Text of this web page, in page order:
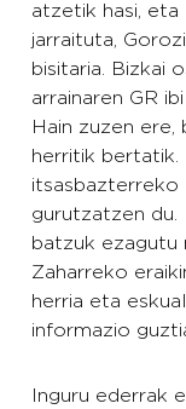
atzetik hasi,
jarraituta,
bisitaria. Bizkai
arrainaren GR
Hain zuzen
herritik bertatik.
itsasbazterreko
gurutzatzen
batzuk ezagutu
Zaharreko
herria eta
informazio
Inguru ederrak